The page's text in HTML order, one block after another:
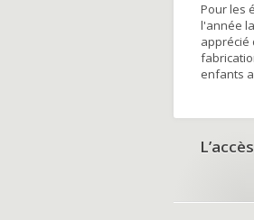
Pour les
l'année
apprécié
enfants